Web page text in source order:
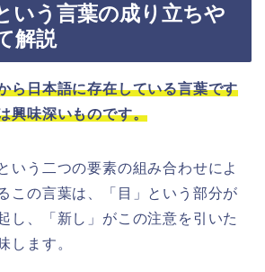
いう言葉の成り立ちや
解説
ら日本語に存在している言葉です
興味深いものです。
いう二つの要素の組み合わせによ
この言葉は、「目」という部分が
し、「新し」がこの注意を引いた
します。